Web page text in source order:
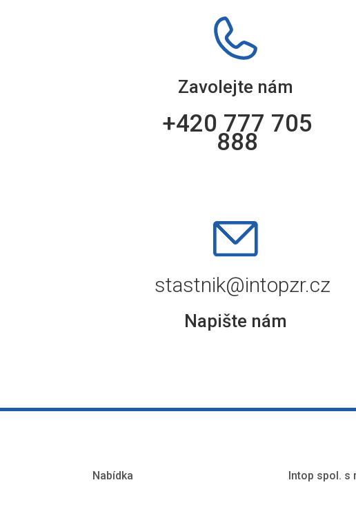
Zavolejte nám
+420 777 705
888
stastnik@intopzr.cz
Napište nám
Nabídka Intop spol. s